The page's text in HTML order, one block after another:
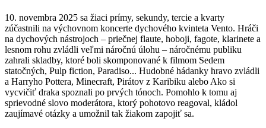
10. novembra 2025 sa žiaci prímy, sekundy, tercie a kvarty
zúčastnili na výchovnom koncerte dychového kvinteta Vento. Hráči
na dychových nástrojoch – priečnej flaute, hoboji, fagote, klarinete a
lesnom rohu zvládli veľmi náročnú úlohu – náročnému publiku
zahrali skladby, ktoré boli skomponované k filmom Sedem
statočných, Pulp fiction, Paradiso... Hudobné hádanky hravo zvládli
a Harryho Pottera, Minecraft, Pirátov z Karibiku alebo Ako si
vycvičiť draka spoznali po prvých tónoch. Pomohlo k tomu aj
sprievodné slovo moderátora, ktorý pohotovo reagoval, kládol
zaujímavé otázky a umožnil tak žiakom zapojiť sa.